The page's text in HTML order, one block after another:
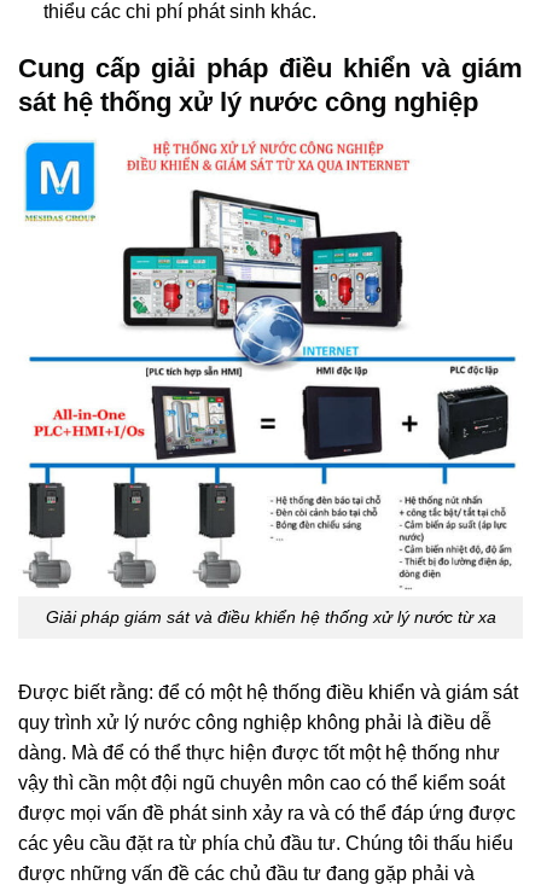
thiểu các chi phí phát sinh khác.
Cung cấp giải pháp điều khiển và giám
sát hệ thống xử lý nước công nghiệp
Giải pháp giám sát và điều khiển hệ thống xử lý nước từ xa
Được biết rằng: để có một hệ thống điều khiển và giám sát
quy trình xử lý nước công nghiệp không phải là điều dễ
dàng. Mà để có thể thực hiện được tốt một hệ thống như
vậy thì cần một đội ngũ chuyên môn cao có thể kiểm soát
được mọi vấn đề phát sinh xảy ra và có thể đáp ứng được
các yêu cầu đặt ra từ phía chủ đầu tư. Chúng tôi thấu hiểu
được những vấn đề các chủ đầu tư đang gặp phải và